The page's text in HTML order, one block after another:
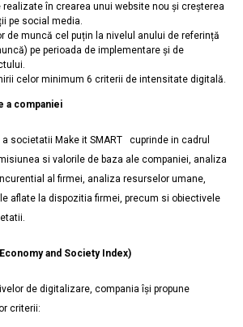
realizate în crearea unui website nou și creșterea
pe social media.
de muncă cel puțin la nivelul anului de referință
pe perioada de implementare și de
celor minimum 6 criterii de intensitate digitală.
a companiei
societatii Make it SMART cuprinde in cadrul
si valorile de baza ale companiei, analiza
al firmei, analiza resurselor umane,
aflate la dispozitia firmei, precum si obiectivele
and Society Index)
de digitalizare, compania își propune
criterii: